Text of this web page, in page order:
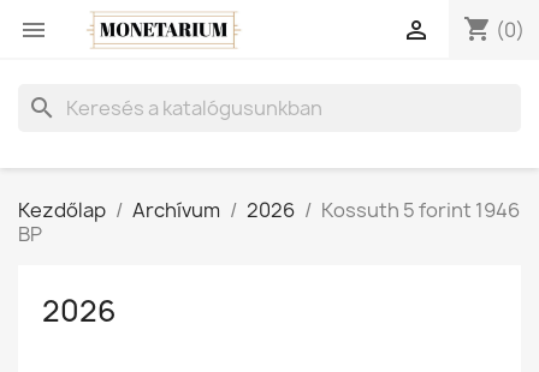
 shopping_cart (0)

search
Kezdőlap Archívum 2026
Kossuth 5 forint 1946
BP
2026